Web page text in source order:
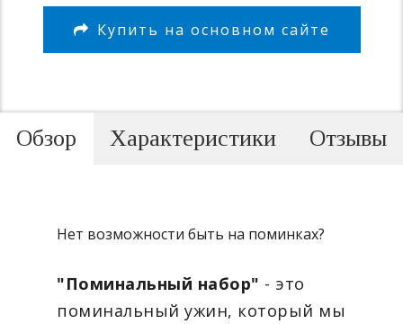
Купить на основном сайте
Обзор
Нет возможности быть на поминках?
"Поминальный набор" - это
поминальный ужин, который мы
Характеристики Отзывы